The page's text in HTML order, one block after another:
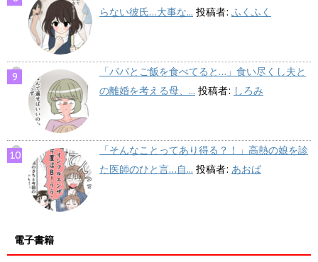
らない彼氏…大事な... 投稿者: ふくふく
「パパとご飯を食べてると…」食い尽くし夫と
の離婚を考える母、... 投稿者: しろみ
「そんなことってあり得る？！」高熱の娘を診
た医師のひと言…自... 投稿者: あおば
電子書籍